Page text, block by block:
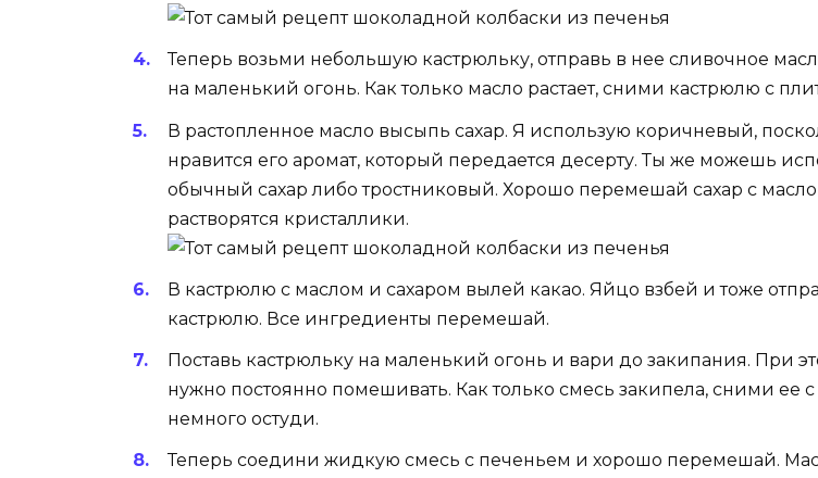
Теперь возьми небольшую кастрюльку, отправь в нее сливочное
на маленький огонь. Как только масло растает, сними кастрюлю с
В растопленное масло высыпь сахар. Я использую коричневый,
нравится его аромат, который передается десерту. Ты же можешь
обычный сахар либо тростниковый. Хорошо перемешай сахар с
растворятся кристаллики.
В кастрюлю с маслом и сахаром вылей какао. Яйцо взбей и тоже
кастрюлю. Все ингредиенты перемешай.
Поставь кастрюльку на маленький огонь и вари до закипания. При
нужно постоянно помешивать. Как только смесь закипела, сними ее с
немного остуди.
Теперь соедини жидкую смесь с печеньем и хорошо перемешай.